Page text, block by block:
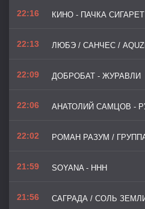
22:16 КИНО - ПАЧКА СИГАРЕТ
22:13
22:09 ДОБРОБАТ - ЖУРАВЛИ
22:06
22:02
21:59 SOYANA - ННН
21:56